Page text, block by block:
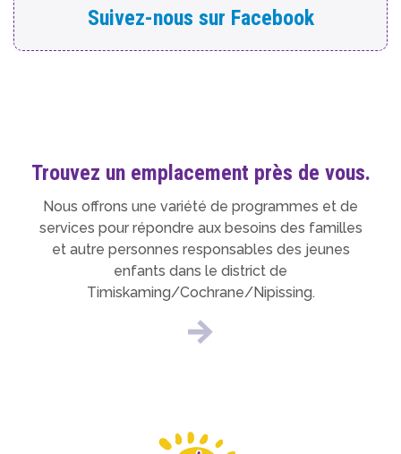
Suivez-nous sur Facebook
Trouvez un emplacement près de vous.
Nous offrons une variété de programmes et de
services pour répondre aux besoins des familles
et autre personnes responsables des jeunes
enfants dans le district de
Timiskaming/Cochrane/Nipissing.